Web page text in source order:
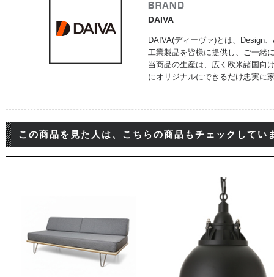
DAIVA
DAIVA(ディーヴァ)とは、Design
工業製品を皆様に提供し、ご一緒
当商品の生産は、広く欧米諸国向
にオリジナルにできるだけ忠実に
この商品を見た人は、こちらの商品もチェックしてい